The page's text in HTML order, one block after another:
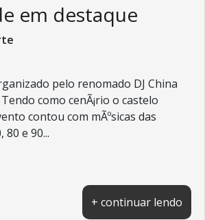
em destaque
pelo renomado DJ China
como cenÃ¡rio o castelo
contou com mÃºsicas das
80 e 90...
+ continuar lendo